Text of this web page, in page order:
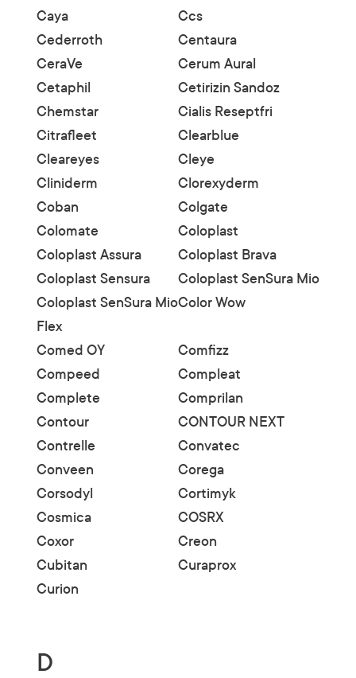
Caya
Ccs
Cederroth
Centaura
CeraVe
Cerum Aural
Cetaphil
Cetirizin Sandoz
Chemstar
Cialis Reseptfri
Citrafleet
Clearblue
Cleareyes
Cleye
Cliniderm
Clorexyderm
Coban
Colgate
Colomate
Coloplast
Coloplast Assura
Coloplast Brava
Coloplast Sensura
Coloplast SenSura Mio
Coloplast SenSura Mio
Flex
Color Wow
Comed OY
Comfizz
Compeed
Compleat
Complete
Comprilan
Contour
CONTOUR NEXT
Contrelle
Convatec
Conveen
Corega
Corsodyl
Cortimyk
Cosmica
COSRX
Coxor
Creon
Cubitan
Curaprox
Curion
D